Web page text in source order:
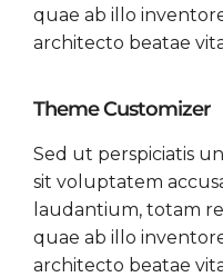
quae ab illo
architecto beatae
Theme Customizer
Sed ut perspiciatis
sit voluptatem
laudantium, totam
quae ab illo
architecto beatae